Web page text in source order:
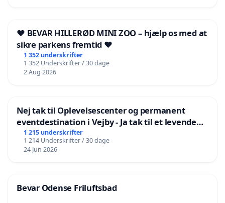
❤️ BEVAR HILLERØD MINI ZOO – hjælp os med at
sikre parkens fremtid ❤️
1 352 underskrifter
1 352 Underskrifter / 30 dage
2 Aug 2026
Nej tak til Oplevelsescenter og permanent
eventdestination i Vejby - Ja tak til et levende
lokalområde i balance
1 215 underskrifter
1 214 Underskrifter / 30 dage
24 Jun 2026
Bevar Odense Friluftsbad